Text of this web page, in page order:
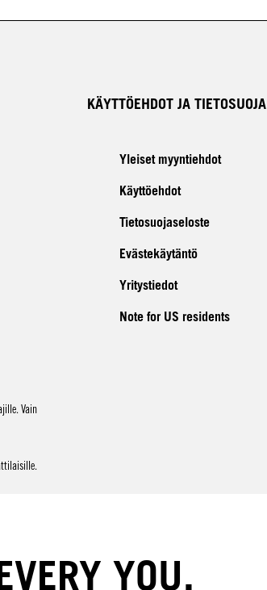
KÄYTTÖEHDOT JA TIETOSUOJA
Yleiset myyntiehdot
Käyttöehdot
Tietosuojaseloste
Evästekäytäntö
Yritystiedot
Note for US residents
Vain
YOU.